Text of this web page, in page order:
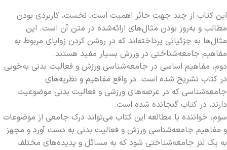
این کتاب از چند جهت حائز اهمیت است. نخست، کاربردی بودن
مطالب و به‌روز بودن مثال‌های ارائه‌شده در متن آن است. این
مثال‌ها به جزئیاتی پرداخته‌اند که در روشن کردن زوایای مربوط به
مفاهیم جامعه‌شناختی در ورزش بسیار مفید هستند.
دوم، مفاهیم اساسی در جامعه‌شناسی ورزش و فعالیت بدنی به‌خوبی
در کتاب تشریح شده است. در واقع مفاهیم و نظریه‌های
جامعه‌شناسی که در عرصه‌های ورزشی و فعالیت بدنی موضوعیت
دارند، در کتاب گنجانده شده است.
سوم، خواننده با مطالعه این کتاب می‌تواند درک جامعی از موضوعات
و مفاهیم جامعه‌شناسی ورزش و فعالیت بدنی به دست آورد و مجهز
به یک لنز جامعه‌شناختی شود که به مسائل و پدیده‌های مختلف